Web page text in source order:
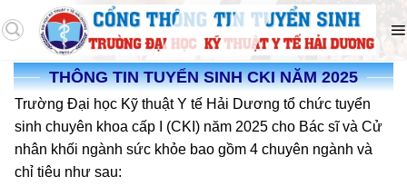
THÔNG TIN TUYỂN SINH CKI NĂM 2025
Trường Đại học Kỹ thuật Y tế Hải Dương tổ chức tuyển
sinh chuyên khoa cấp I (CKI) năm 2025 cho Bác sĩ và Cử
nhân khối ngành sức khỏe bao gồm 4 chuyên ngành và
chỉ tiêu như sau: